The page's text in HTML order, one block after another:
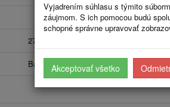
27.5.2026
Banka
Vyjadrením súhlasu s týmito
záujmom. S ich pomocou budú
schopné správne upravovať
Akceptovať všetko